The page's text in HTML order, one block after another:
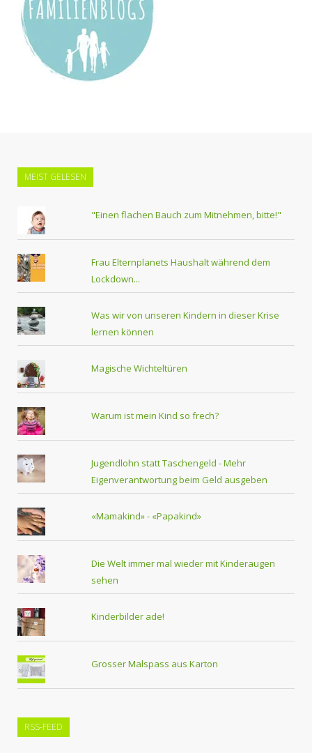
MEIST GELESEN
"Einen flachen Bauch zum Mitnehmen, bitte!"
Frau Elternplanets Haushalt während dem
Lockdown...
Was wir von unseren Kindern in dieser Krise
lernen können
Magische Wichteltüren
Warum ist mein Kind so frech?
Jugendlohn statt Taschengeld - Mehr
Eigenverantwortung beim Geld ausgeben
«Mamakind» - «Papakind»
Die Welt immer mal wieder mit Kinderaugen
sehen
Kinderbilder ade!
Grosser Malspass aus Karton
RSS-FEED